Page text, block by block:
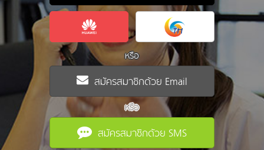
หรือ
สมัครสมาชิกด้วย Email
หรือ
สมัครสมาชิกด้วย SMS